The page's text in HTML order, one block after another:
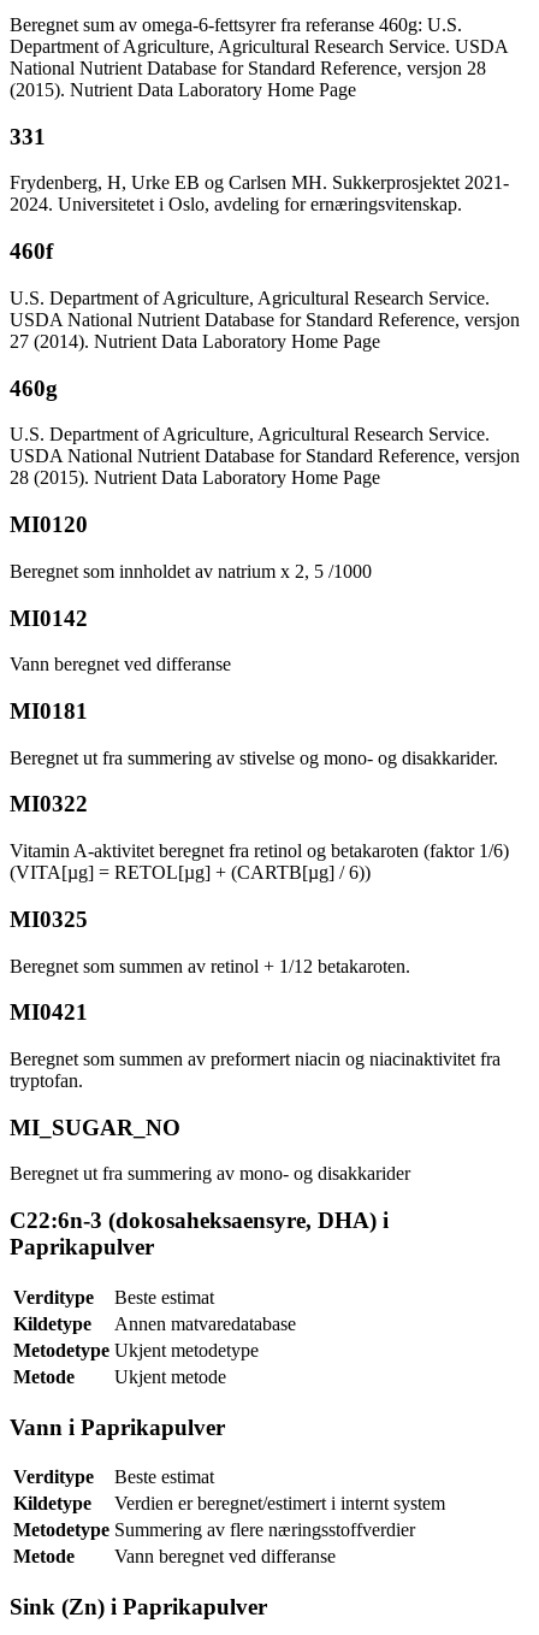
Beregnet sum av omega-6-fettsyrer fra referanse 460g: U.S.
Department of Agriculture, Agricultural Research Service. USDA
National Nutrient Database for Standard Reference, versjon 28
(2015). Nutrient Data Laboratory Home Page
331
Frydenberg, H, Urke EB og Carlsen MH. Sukkerprosjektet 2021-
2024. Universitetet i Oslo, avdeling for ernæringsvitenskap.
460f
U.S. Department of Agriculture, Agricultural Research Service.
USDA National Nutrient Database for Standard Reference, versjon
27 (2014). Nutrient Data Laboratory Home Page
460g
U.S. Department of Agriculture, Agricultural Research Service.
USDA National Nutrient Database for Standard Reference, versjon
28 (2015). Nutrient Data Laboratory Home Page
MI0120
Beregnet som innholdet av natrium x 2, 5 /1000
MI0142
Vann beregnet ved differanse
MI0181
Beregnet ut fra summering av stivelse og mono- og disakkarider.
MI0322
Vitamin A-aktivitet beregnet fra retinol og betakaroten (faktor 1/6)
(VITA[µg] = RETOL[µg] + (CARTB[µg] / 6))
MI0325
Beregnet som summen av retinol + 1/12 betakaroten.
MI0421
Beregnet som summen av preformert niacin og niacinaktivitet fra
tryptofan.
MI_SUGAR_NO
Beregnet ut fra summering av mono- og disakkarider
C22:6n-3 (dokosaheksaensyre, DHA) i
Paprikapulver
Verditype
Beste estimat
Kildetype
Annen matvaredatabase
Metodetype Ukjent metodetype
Metode
Ukjent metode
Vann i Paprikapulver
Verditype
Beste estimat
Kildetype
Verdien er beregnet/estimert i internt system
Metodetype Summering av flere næringsstoffverdier
Metode
Vann beregnet ved differanse
Sink (Zn) i Paprikapulver